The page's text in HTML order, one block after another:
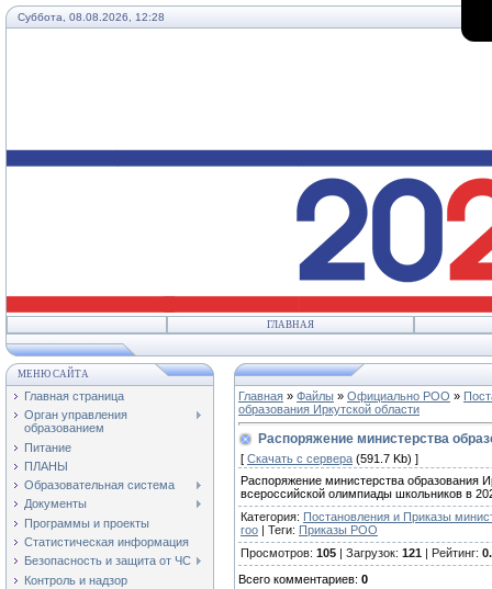
Суббота, 08.08.2026, 12:28
ГЛАВНАЯ
МЕНЮ САЙТА
Главная страница
Орган управления
образованием
Питание
ПЛАНЫ
Образовательная система
Документы
Программы и проекты
Статистическая информация
Безопасность и защита от ЧС
Контроль и надзор
Главная » Файлы » Официально РОО »
образования Иркутской области
Распоряжение министерства
[ Скачать с сервера (591.7 Kb) ]
Распоряжение министерства образования
всероссийской олимпиады школьников в
Категория: Постановления и Приказы
roo | Теги: Приказы РОО
Просмотров: 105 | Загрузок: 121 | Рейтинг:
Всего комментариев: 0